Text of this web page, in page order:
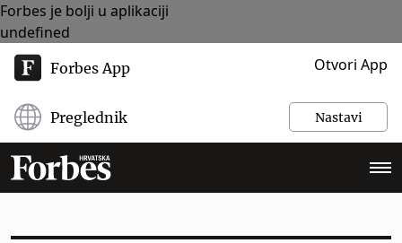
Forbes je bolji u aplikaciji
undefined
Forbes App Otvori App
Preglednik Nastavi